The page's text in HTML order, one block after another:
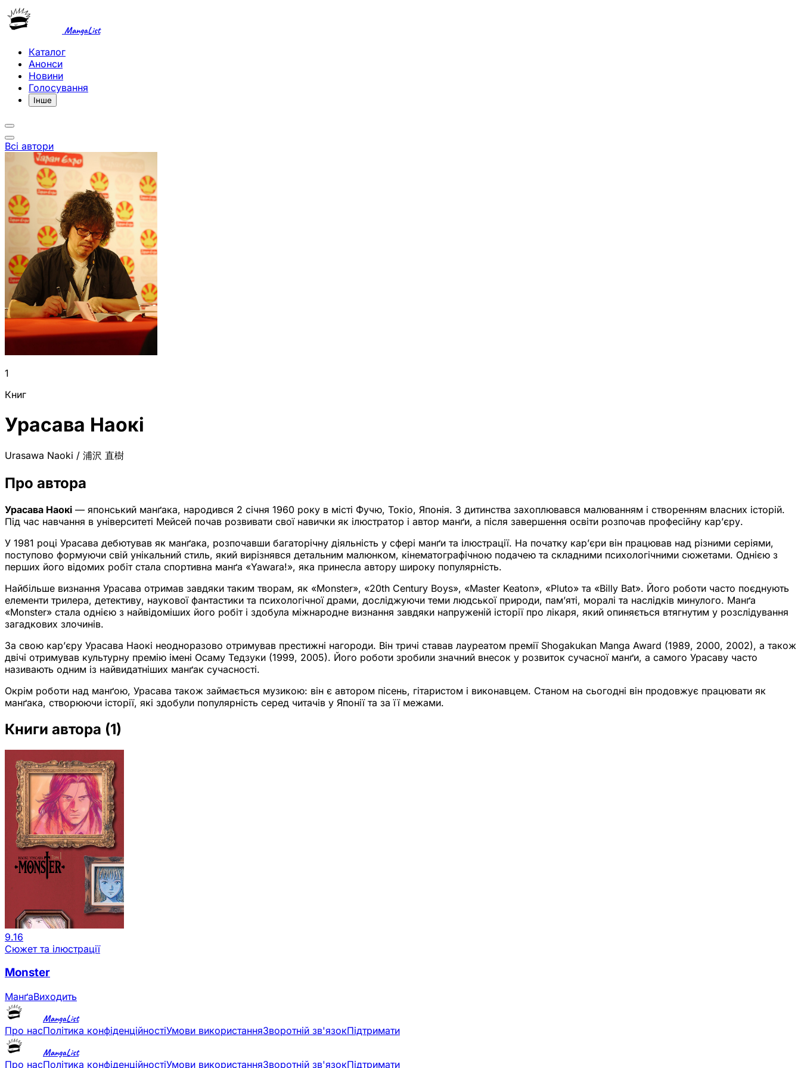
MangaList
Каталог
Анонси
Новини
Голосування
Інше
Всі автори
1
Книг
Урасава Наокі
Urasawa Naoki / 浦沢 直樹
Про автора
Урасава Наокі — японський манґака, народився 2 січня 1960 року в місті Фучю, Токіо, Японія. З дитинства захоплювався малюванням і створенням власних історій.
Під час навчання в університеті Мейсей почав розвивати свої навички як ілюстратор і автор манґи, а після завершення освіти розпочав професійну кар’єру.
У 1981 році Урасава дебютував як манґака, розпочавши багаторічну діяльність у сфері манґи та ілюстрації. На початку кар’єри він працював над різними серіями,
поступово формуючи свій унікальний стиль, який вирізнявся детальним малюнком, кінематографічною подачею та складними психологічними сюжетами. Однією з
перших його відомих робіт стала спортивна манґа «Yawara!», яка принесла автору широку популярність.
Найбільше визнання Урасава отримав завдяки таким творам, як «Monster», «20th Century Boys», «Master Keaton», «Pluto» та «Billy Bat». Його роботи часто поєднують
елементи трилера, детективу, наукової фантастики та психологічної драми, досліджуючи теми людської природи, пам’яті, моралі та наслідків минулого. Манґа
«Monster» стала однією з найвідоміших його робіт і здобула міжнародне визнання завдяки напруженій історії про лікаря, який опиняється втягнутим у розслідування
загадкових злочинів.
За свою кар’єру Урасава Наокі неодноразово отримував престижні нагороди. Він тричі ставав лауреатом премії Shogakukan Manga Award (1989, 2000, 2002), а також
двічі отримував культурну премію імені Осаму Тедзуки (1999, 2005). Його роботи зробили значний внесок у розвиток сучасної манґи, а самого Урасаву часто
називають одним із найвидатніших манґак сучасності.
Окрім роботи над манґою, Урасава також займається музикою: він є автором пісень, гітаристом і виконавцем. Станом на сьогодні він продовжує працювати як
манґака, створюючи історії, які здобули популярність серед читачів у Японії та за її межами.
Книги автора (1)
9.16
Сюжет та ілюстрації
Monster
МанґаВиходить
MangaList
Про насПолітика конфіденційностіУмови використанняЗворотній зв'язокПідтримати
MangaList
Про насПолітика конфіденційностіУмови використанняЗворотній зв'язокПідтримати